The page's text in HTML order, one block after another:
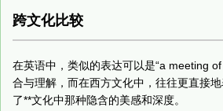
跨文化比较
在英语中，类似的表达可以是“a meeting
合与理解，而在西方文化中，往往更直接
了**文化中那种隐含的美感和深度。